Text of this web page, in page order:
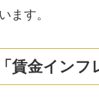
ます。
金インフ